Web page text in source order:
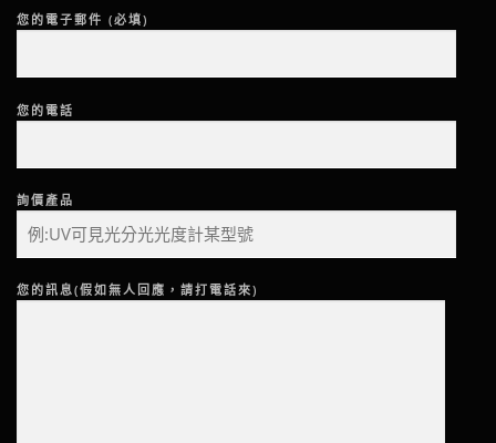
您的電子郵件 (必填)
您的電話
詢價產品
您的訊息(假如無人回應，請打電話來)